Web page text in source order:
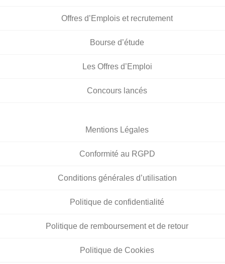
Offres d’Emplois et recrutement
Bourse d’étude
Les Offres d’Emploi
Concours lancés
Mentions Légales
Conformité au RGPD
Conditions générales d’utilisation
Politique de confidentialité
Politique de remboursement et de retour
Politique de Cookies